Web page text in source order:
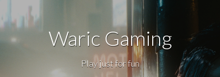
Waric Gaming
Play just for fun